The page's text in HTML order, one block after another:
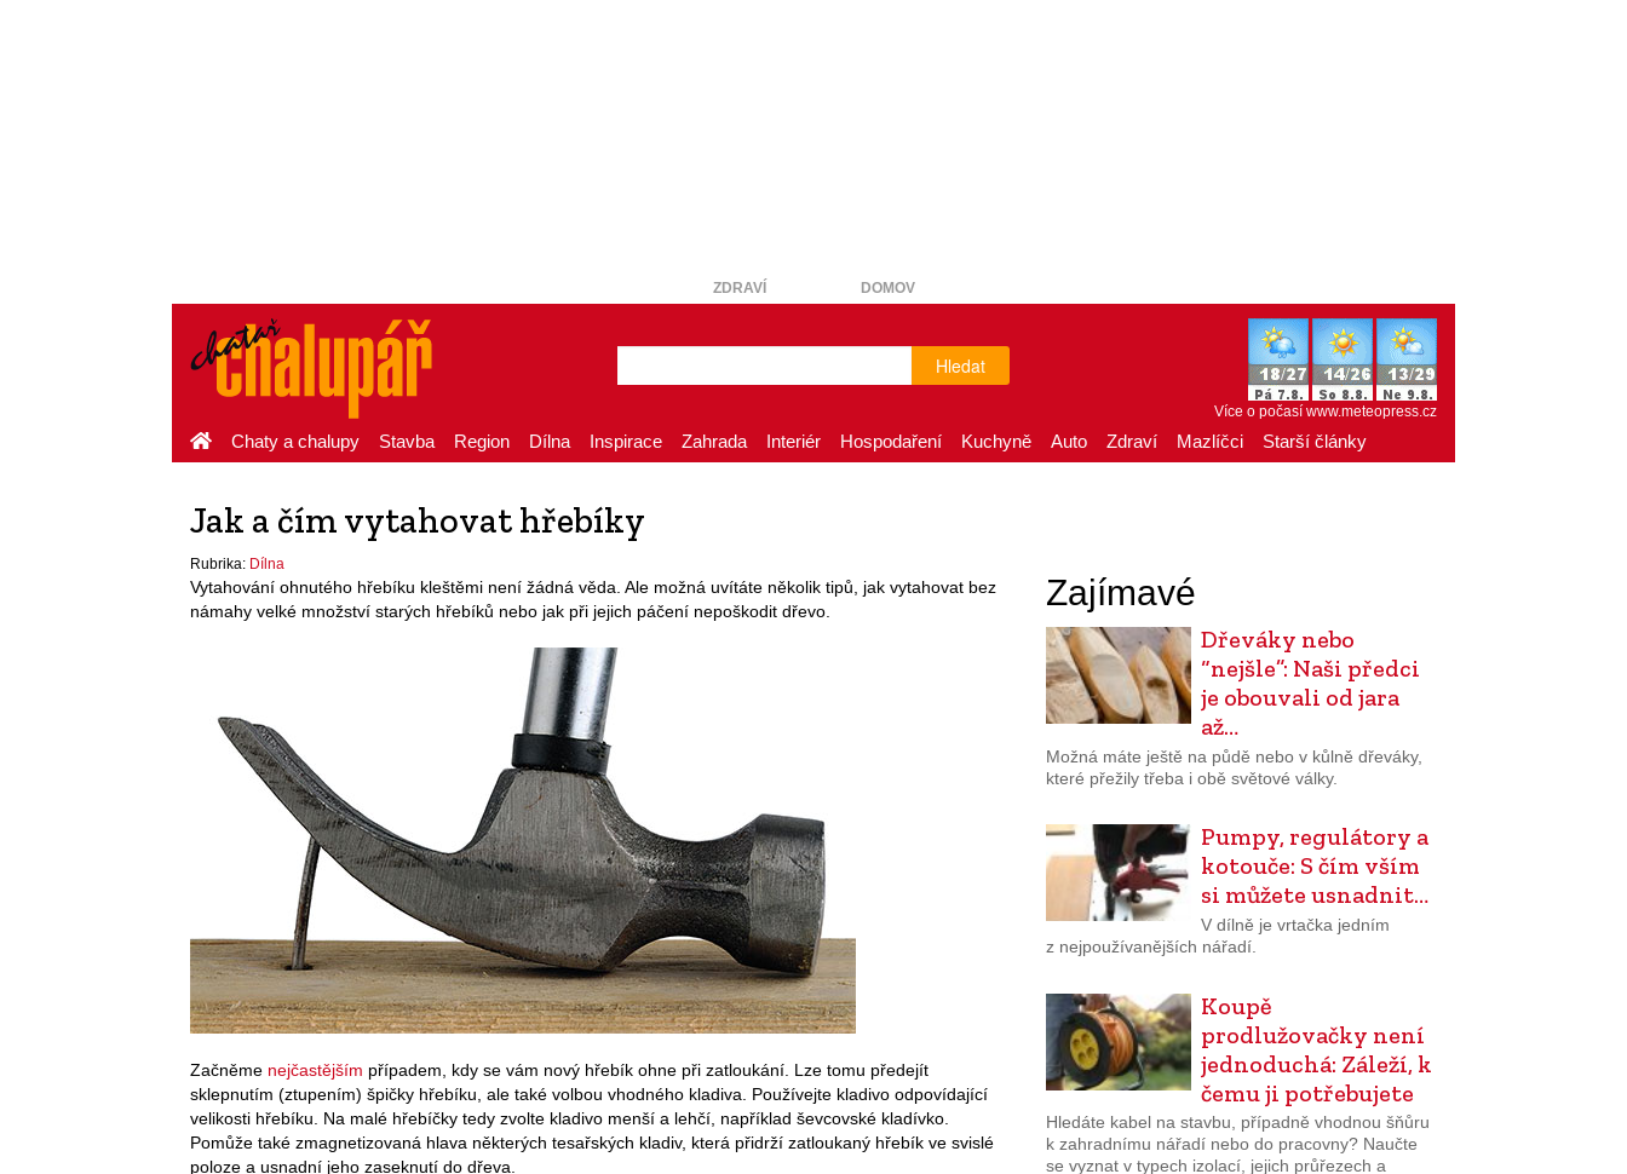
ZDRAVÍ DOMOV
Hledat
Více o počasí www.meteopress.cz
Chaty a chalupy Stavba Region Dílna Inspirace Zahrada Interiér Hospodaření Kuchyně Auto Zdraví Mazlíčci Starší články
Jak a čím vytahovat hřebíky
Rubrika: Dílna
Vytahování ohnutého hřebíku kleštěmi není žádná věda. Ale možná uvítáte několik tipů, jak vytahovat bez
námahy velké množství starých hřebíků nebo jak při jejich páčení nepoškodit dřevo.
Začněme nejčastějším případem, kdy se vám nový hřebík ohne při zatloukání. Lze tomu předejít
sklepnutím (ztupením) špičky hřebíku, ale také volbou vhodného kladiva. Používejte kladivo odpovídající
velikosti hřebíku. Na malé hřebíčky tedy zvolte kladivo menší a lehčí, například ševcovské kladívko.
Pomůže také zmagnetizovaná hlava některých tesařských kladiv, která přidrží zatloukaný hřebík ve svislé
poloze a usnadní jeho zaseknutí do dřeva.
Zajímavé
Dřeváky nebo
“nejšle”: Naši předci
je obouvali od jara
až…
Možná máte ještě na půdě nebo v kůlně dřeváky,
které přežily třeba i obě světové války.
Pumpy, regulátory a
kotouče: S čím vším
si můžete usnadnit…
V dílně je vrtačka jedním
z nejpoužívanějších nářadí.
Koupě
prodlužovačky není
jednoduchá: Záleží, k
čemu ji potřebujete
Hledáte kabel na stavbu, případně vhodnou šňůru
k zahradnímu nářadí nebo do pracovny? Naučte
se vyznat v typech izolací, jejich průřezech a